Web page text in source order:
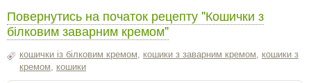
Повернутись на початок рецепту "Кошички з
білковим заварним кремом"
кошички із білковим кремом, кошики з заварним кремом, кошики з
кремом, кошики